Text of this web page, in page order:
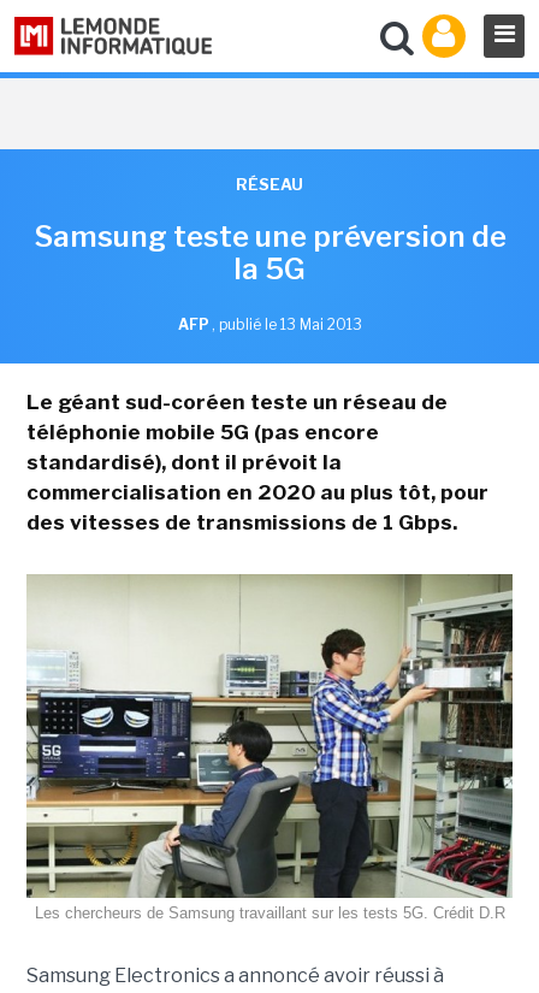
RÉSEAU
Samsung teste une préversion de
la 5G
AFP , publié le 13 Mai 2013
Le géant sud-coréen teste un réseau de
téléphonie mobile 5G (pas encore
standardisé), dont il prévoit la
commercialisation en 2020 au plus tôt, pour
des vitesses de transmissions de 1 Gbps.
Les chercheurs de Samsung travaillant sur les tests 5G. Crédit D.R
Samsung Electronicsa annoncé avoir réussi à